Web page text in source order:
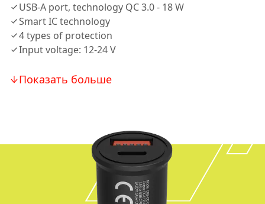
USB-A port, technology QC 3.0 - 18 W
Smart IC technology
4 types of protection
Input voltage: 12-24 V
Показать больше